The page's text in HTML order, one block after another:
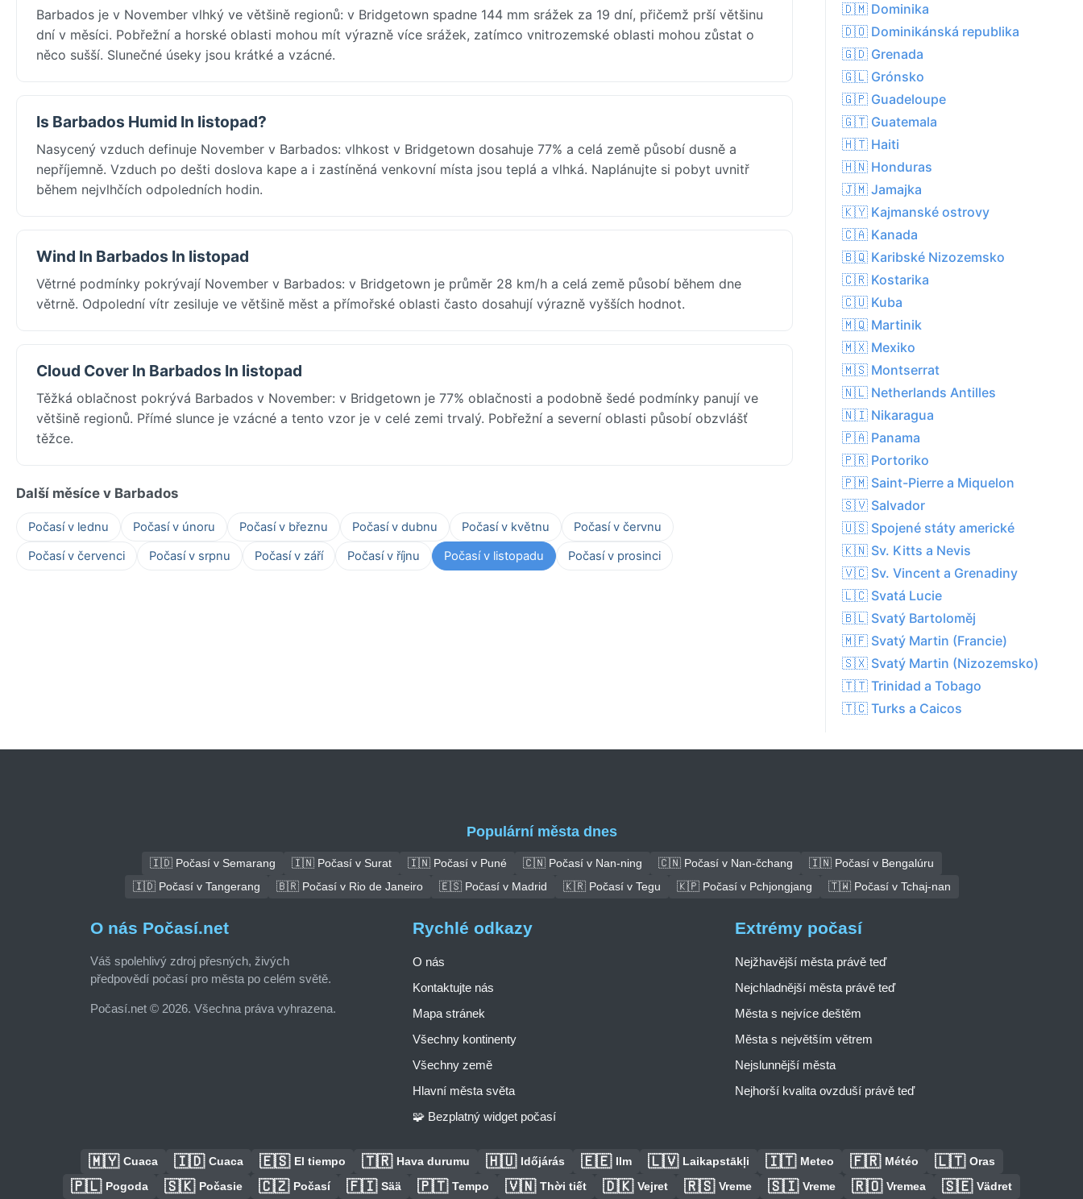
Barbados je v November vlhký ve většině regionů: v Bridgetown spadne 144 mm srážek za 19 dní, přičemž prší většinu
dní v měsíci. Pobřežní a horské oblasti mohou mít výrazně více srážek, zatímco vnitrozemské oblasti mohou zůstat o
něco sušší. Slunečné úseky jsou krátké a vzácné.
Is Barbados Humid In listopad?
Nasycený vzduch definuje November v Barbados: vlhkost v Bridgetown dosahuje 77% a celá země působí dusně a
nepříjemně. Vzduch po dešti doslova kape a i zastíněná venkovní místa jsou teplá a vlhká. Naplánujte si pobyt uvnitř
během nejvlhčích odpoledních hodin.
Wind In Barbados In listopad
Větrné podmínky pokrývají November v Barbados: v Bridgetown je průměr 28 km/h a celá země působí během dne
větrně. Odpolední vítr zesiluje ve většině měst a přímořské oblasti často dosahují výrazně vyšších hodnot.
Cloud Cover In Barbados In listopad
Těžká oblačnost pokrývá Barbados v November: v Bridgetown je 77% oblačnosti a podobně šedé podmínky panují ve
většině regionů. Přímé slunce je vzácné a tento vzor je v celé zemi trvalý. Pobřežní a severní oblasti působí obzvlášť
těžce.
Další měsíce v Barbados
Počasí v lednu Počasí v únoru Počasí v březnu Počasí v dubnu Počasí v květnu
Počasí v červnu
Počasí v červenci
Počasí v srpnu Počasí v září Počasí v říjnu Počasí v listopadu Počasí v prosinci
🇩🇲 Dominika
🇩🇴 Dominikánská republika
🇬🇩 Grenada
🇬🇱 Grónsko
🇬🇵 Guadeloupe
🇬🇹 Guatemala
🇭🇹 Haiti
🇭🇳 Honduras
🇯🇲 Jamajka
🇰🇾 Kajmanské ostrovy
🇨🇦 Kanada
🇧🇶 Karibské Nizozemsko
🇨🇷 Kostarika
🇨🇺 Kuba
🇲🇶 Martinik
🇲🇽 Mexiko
🇲🇸 Montserrat
🇳🇱 Netherlands Antilles
🇳🇮 Nikaragua
🇵🇦 Panama
🇵🇷 Portoriko
🇵🇲 Saint-Pierre a Miquelon
🇸🇻 Salvador
🇺🇸 Spojené státy americké
🇰🇳 Sv. Kitts a Nevis
🇻🇨 Sv. Vincent a Grenadiny
🇱🇨 Svatá Lucie
🇧🇱 Svatý Bartoloměj
🇲🇫 Svatý Martin (Francie)
🇸🇽 Svatý Martin (Nizozemsko)
🇹🇹 Trinidad a Tobago
🇹🇨 Turks a Caicos
Populární města dnes
🇮🇩 Počasí v Semarang 🇮🇳 Počasí v Surat 🇮🇳 Počasí v Puné 🇨🇳 Počasí v Nan-ning 🇨🇳 Počasí v Nan-čchang
🇮🇳 Počasí v Bengalúru
🇮🇩 Počasí v Tangerang
🇧🇷 Počasí v Rio de Janeiro 🇪🇸 Počasí v Madrid 🇰🇷 Počasí v Tegu 🇰🇵 Počasí v Pchjongjang 🇹🇼 Počasí v Tchaj-nan
O nás Počasí.net
Váš spolehlivý zdroj přesných, živých
předpovědí počasí pro města po celém světě.
Počasí.net © 2026. Všechna práva vyhrazena.
Rychlé odkazy
O nás
Kontaktujte nás
Mapa stránek
Všechny kontinenty
Všechny země
Hlavní města světa
🧩 Bezplatný widget počasí
Extrémy počasí
Nejžhavější města právě teď
Nejchladnější města právě teď
Města s nejvíce deštěm
Města s největším větrem
Nejslunnější města
Nejhorší kvalita ovzduší právě teď
🇲🇾 Cuaca 🇮🇩 Cuaca 🇪🇸 El tiempo 🇹🇷 Hava durumu 🇭🇺 Időjárás 🇪🇪 Ilm 🇱🇻 Laikapstākļi 🇮🇹 Meteo 🇫🇷 Météo 🇱🇹 Oras
🇵🇱 Pogoda 🇸🇰 Počasie 🇨🇿 Počasí 🇫🇮 Sää 🇵🇹 Tempo 🇻🇳 Thời tiết 🇩🇰 Vejret 🇷🇸 Vreme 🇸🇮 Vreme 🇷🇴 Vremea 🇸🇪 Vädret